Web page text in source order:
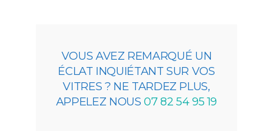
VOUS AVEZ REMARQUÉ UN
ÉCLAT INQUIÉTANT SUR VOS
VITRES ? NE TARDEZ PLUS,
APPELEZ NOUS07 82 54 95 19